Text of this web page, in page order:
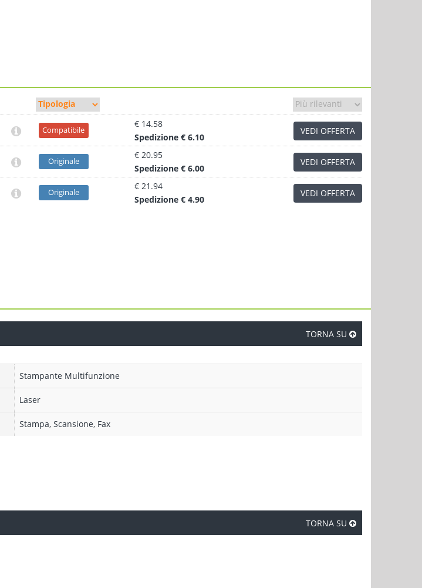
Compatibile
€ 14.58
Spedizione € 6.10
VEDI OFFERTA
Originale
€ 20.95
Spedizione € 6.00
VEDI OFFERTA
Originale
€ 21.94
Spedizione € 4.90
VEDI OFFERTA
TORNA SU
Stampante Multifunzione
Laser
Stampa, Scansione, Fax
TORNA SU